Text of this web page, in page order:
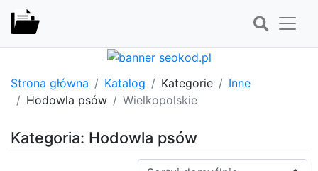
Strona główna Katalog Kategorie
Inne
Hodowla psów
Wielkopolskie
Kategoria: Hodowla psów
Sortuj: